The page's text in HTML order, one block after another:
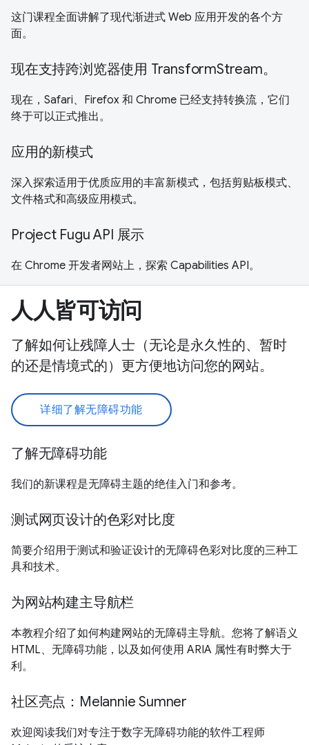
这门课程全面讲解了现代渐进式 Web 应用开发的各个方
面。
现在支持跨浏览器使用 TransformStream。
现在，Safari、Firefox 和 Chrome 已经支持转换流，它们
终于可以正式推出。
应用的新模式
深入探索适用于优质应用的丰富新模式，包括剪贴板模式、
文件格式和高级应用模式。
Project Fugu API 展示
在 Chrome 开发者网站上，探索 Capabilities API。
人人皆可访问
了解如何让残障人士（无论是永久性的、暂时
的还是情境式的）更方便地访问您的网站。
详细了解无障碍功能
了解无障碍功能
我们的新课程是无障碍主题的绝佳入门和参考。
测试网页设计的色彩对比度
简要介绍用于测试和验证设计的无障碍色彩对比度的三种工
具和技术。
为网站构建主导航栏
本教程介绍了如何构建网站的无障碍主导航。您将了解语义
HTML、无障碍功能，以及如何使用 ARIA 属性有时弊大于
利。
社区亮点：Melannie Sumner
欢迎阅读我们对专注于数字无障碍功能的软件工程师